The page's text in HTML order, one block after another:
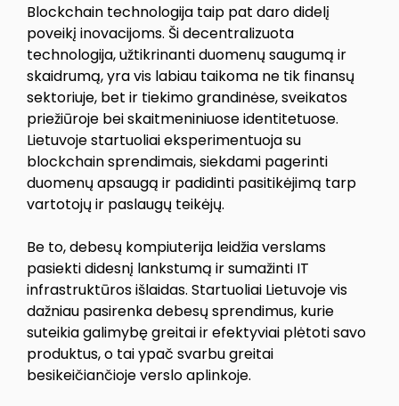
Blockchain technologija taip pat daro didelį
poveikį inovacijoms. Ši decentralizuota
technologija, užtikrinanti duomenų saugumą ir
skaidrumą, yra vis labiau taikoma ne tik finansų
sektoriuje, bet ir tiekimo grandinėse, sveikatos
priežiūroje bei skaitmeniniuose identitetuose.
Lietuvoje startuoliai eksperimentuoja su
blockchain sprendimais, siekdami pagerinti
duomenų apsaugą ir padidinti pasitikėjimą tarp
vartotojų ir paslaugų teikėjų.
Be to, debesų kompiuterija leidžia verslams
pasiekti didesnį lankstumą ir sumažinti IT
infrastruktūros išlaidas. Startuoliai Lietuvoje vis
dažniau pasirenka debesų sprendimus, kurie
suteikia galimybę greitai ir efektyviai plėtoti savo
produktus, o tai ypač svarbu greitai
besikeičiančioje verslo aplinkoje.